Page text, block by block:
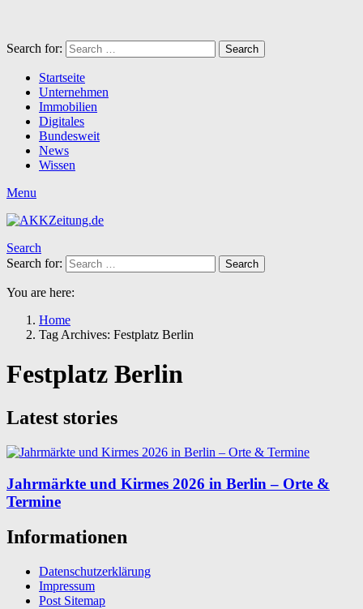
Search for: Search
Startseite
Unternehmen
Immobilien
Digitales
Bundesweit
News
Wissen
Menu
Search
Search for:
Search
You are here:
Home
Tag Archives: Festplatz Berlin
Festplatz Berlin
Latest stories
Jahrmärkte und Kirmes 2026 in Berlin – Orte &
Termine
Informationen
Datenschutzerklärung
Impressum
Post Sitemap